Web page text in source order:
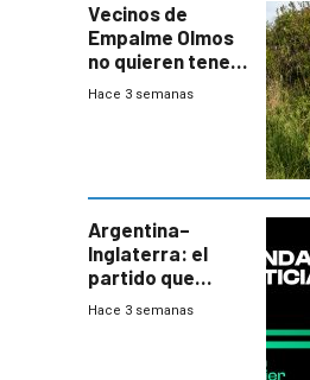
Vecinos de
Empalme Olmos
no quieren tener
cerca una planta
departamental
Hace 3 semanas
Argentina–
Inglaterra: el
partido que
nunca termina
Hace 3 semanas